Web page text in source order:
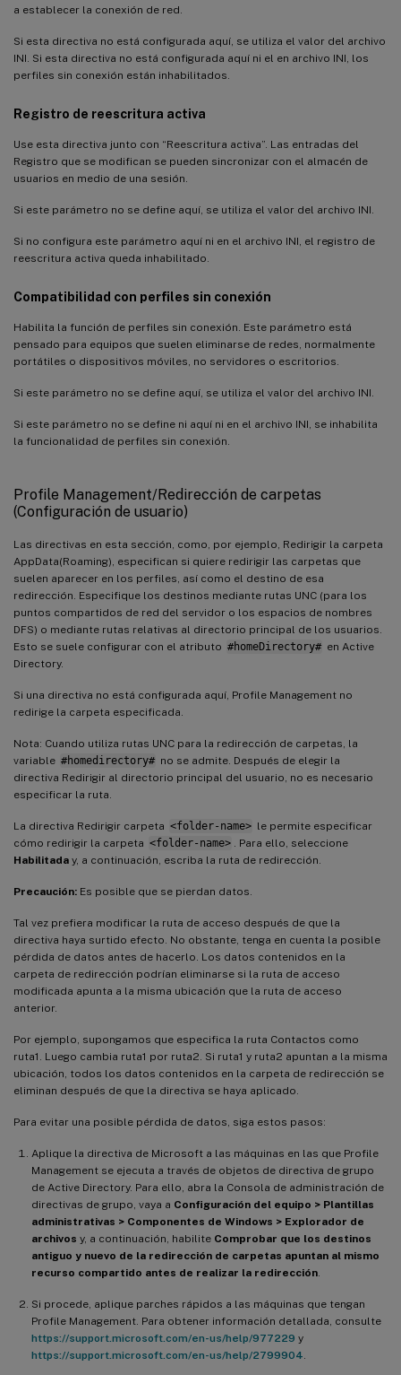
a establecer la conexión de red.
Si esta directiva no está configurada aquí, se utiliza el valor del archivo
INI. Si esta directiva no está configurada aquí ni el en archivo INI, los
perfiles sin conexión están inhabilitados.
Registro de reescritura activa
Use esta directiva junto con “Reescritura activa”. Las entradas del
Registro que se modifican se pueden sincronizar con el almacén de
usuarios en medio de una sesión.
Si este parámetro no se define aquí, se utiliza el valor del archivo INI.
Si no configura este parámetro aquí ni en el archivo INI, el registro de
reescritura activa queda inhabilitado.
Compatibilidad con perfiles sin conexión
Habilita la función de perfiles sin conexión. Este parámetro está
pensado para equipos que suelen eliminarse de redes, normalmente
portátiles o dispositivos móviles, no servidores o escritorios.
Si este parámetro no se define aquí, se utiliza el valor del archivo INI.
Si este parámetro no se define ni aquí ni en el archivo INI, se inhabilita
la funcionalidad de perfiles sin conexión.
Profile Management/Redirección de carpetas
(Configuración de usuario)
Las directivas en esta sección, como, por ejemplo, Redirigir la carpeta
AppData(Roaming), especifican si quiere redirigir las carpetas que
suelen aparecer en los perfiles, así como el destino de esa
redirección. Especifique los destinos mediante rutas UNC (para los
puntos compartidos de red del servidor o los espacios de nombres
DFS) o mediante rutas relativas al directorio principal de los usuarios.
Esto se suele configurar con el atributo #homeDirectory# en Active
Directory.
Si una directiva no está configurada aquí, Profile Management no
redirige la carpeta especificada.
Nota: Cuando utiliza rutas UNC para la redirección de carpetas, la
variable #homedirectory# no se admite. Después de elegir la
directiva Redirigir al directorio principal del usuario, no es necesario
especificar la ruta.
La directiva Redirigir carpeta <folder-name> le permite especificar
cómo redirigir la carpeta <folder-name>
. Para ello, seleccione
Habilitada y, a continuación, escriba la ruta de redirección.
Precaución: Es posible que se pierdan datos.
Tal vez prefiera modificar la ruta de acceso después de que la
directiva haya surtido efecto. No obstante, tenga en cuenta la posible
pérdida de datos antes de hacerlo. Los datos contenidos en la
carpeta de redirección podrían eliminarse si la ruta de acceso
modificada apunta a la misma ubicación que la ruta de acceso
anterior.
Por ejemplo, supongamos que especifica la ruta Contactos como
ruta1. Luego cambia ruta1 por ruta2. Si ruta1 y ruta2 apuntan a la misma
ubicación, todos los datos contenidos en la carpeta de redirección se
eliminan después de que la directiva se haya aplicado.
Para evitar una posible pérdida de datos, siga estos pasos:
Aplique la directiva de Microsoft a las máquinas en las que Profile
Management se ejecuta a través de objetos de directiva de grupo
de Active Directory. Para ello, abra la Consola de administración de
directivas de grupo, vaya a Configuración del equipo > Plantillas
administrativas > Componentes de Windows > Explorador de
archivos y, a continuación, habilite Comprobar que los destinos
antiguo y nuevo de la redirección de carpetas apuntan al mismo
recurso compartido antes de realizar la redirección
Si procede, aplique parches rápidos a las máquinas que tengan
Profile Management. Para obtener información detallada, consulte
https://support.microsoft.com/en-us/help/977229 y
https://support.microsoft.com/en-us/help/2799904